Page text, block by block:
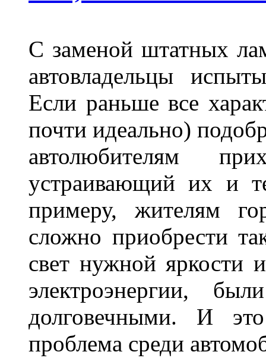
С заменой штатных
автовладельцы
Если раньше все
почти идеально)
автолюбителям
устраивающий их и
примеру, жителям
сложно приобрести
свет нужной яркости
электроэнергии,
долговечными. И
проблема среди